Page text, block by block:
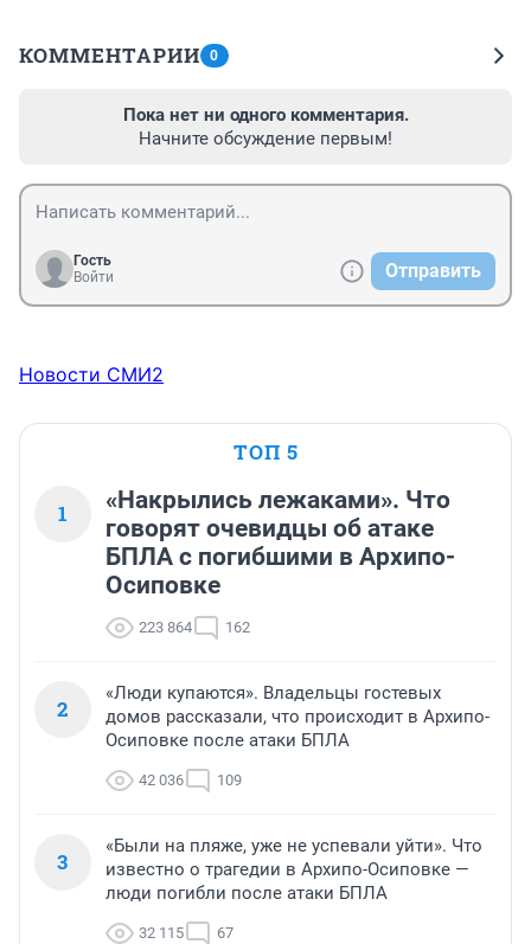
КОММЕНТАРИИ 0
Пока нет ни одного комментария.
Начните обсуждение первым!
Гость
Войти
Отправить
Новости СМИ2
ТОП 5
1
«Накрылись лежаками». Что
говорят очевидцы об атаке
БПЛА с погибшими в Архипо-
Осиповке
223 864 162
2
«Люди купаются». Владельцы гостевых
домов рассказали, что происходит в Архипо-
Осиповке после атаки БПЛА
42 036 109
3
«Были на пляже, уже не успевали уйти». Что
известно о трагедии в Архипо-Осиповке —
люди погибли после атаки БПЛА
32 115 67